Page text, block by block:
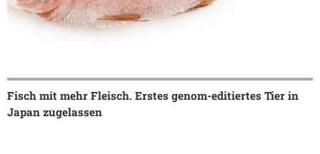
Fisch mit mehr Fleisch. Erstes genom-editiertes Tier in
Japan zugelassen